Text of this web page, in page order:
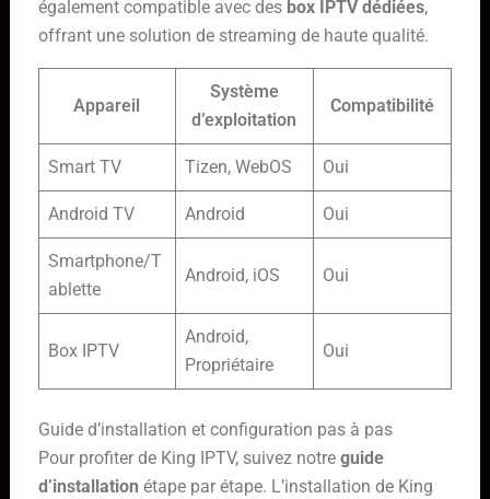
également compatible avec des box IPTV dédiées,
offrant une solution de streaming de haute qualité.
Appareil
Système
d’exploitation
Compatibilité
Smart TV Tizen, WebOS Oui
Android TV Android Oui
Smartphone/T
ablette
Android, iOS Oui
Box IPTV
Android,
Propriétaire
Oui
Guide d’installation et configuration pas à pas
Pour profiter de King IPTV, suivez notre guide
d’installation étape par étape. L’installation de King